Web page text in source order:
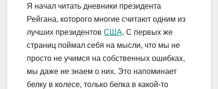
Я начал читать дневники президента
Рейгана, которого многие считают одним из
лучших президентов США. С первых же
страниц поймал себя на мысли, что мы не
просто не учимся на собственных ошибках,
мы даже не знаем о них. Это напоминает
белку в колесе, только белка в какой-то